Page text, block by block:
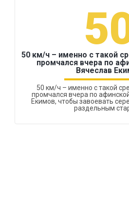
50 км/ч – именно с такой
промчался вчера по
Вячеслав
50 км/ч – именно с такой
промчался вчера по
Екимов, чтобы завоевать
раздельным